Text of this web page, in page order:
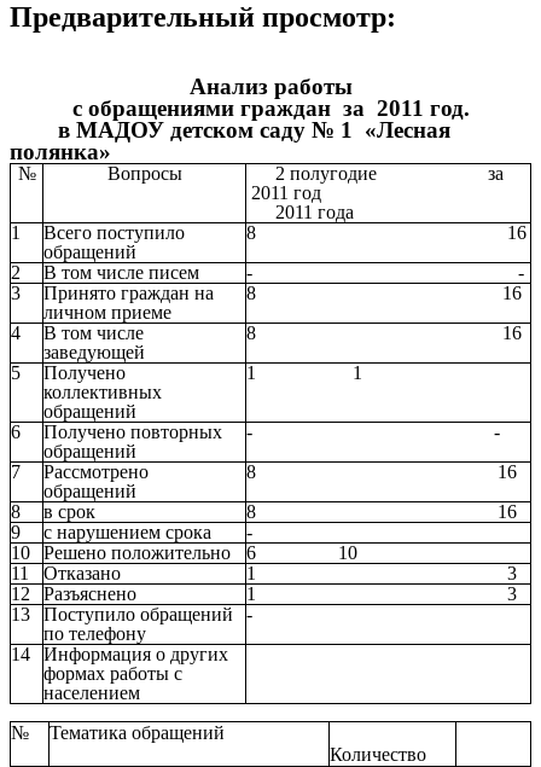
Предварительный просмотр:
Анализ работы
с обращениями граждан за 2011 год.
в МАДОУ детском саду № 1 «Лесная
полянка»
№ Вопросы
2 полугодие за
2011 год
2011 года
1
Всего поступило
обращений
8 16
2
В том числе писем
- -
3
Принято граждан на
личном приеме
8 16
4
В том числе
заведующей
8 16
5
Получено
коллективных
обращений
1 1
6
Получено повторных
обращений
- -
7
Рассмотрено
обращений
8 16
8
в срок
8 16
9
с нарушением срока
-
10
Решено положительно
6 10
11
Отказано
1 3
12
Разъяснено
1 3
13
Поступило обращений
по телефону
-
14
Информация о других
формах работы с
населением
№
Тематика обращений
Количество